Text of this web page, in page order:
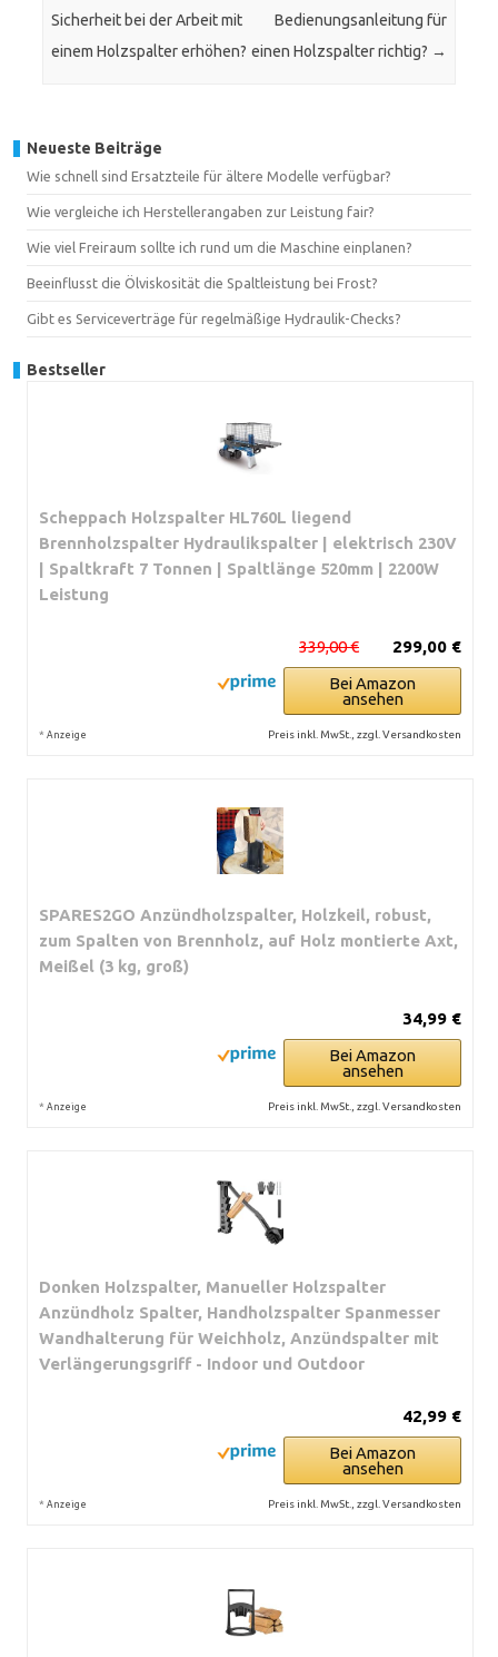
Sicherheit bei der Arbeit mit
einem Holzspalter erhöhen?
Bedienungsanleitung für
einen Holzspalter richtig? →
Neueste Beiträge
Wie schnell sind Ersatzteile für ältere Modelle verfügbar?
Wie vergleiche ich Herstellerangaben zur Leistung fair?
Wie viel Freiraum sollte ich rund um die Maschine einplanen?
Beeinflusst die Ölviskosität die Spaltleistung bei Frost?
Gibt es Serviceverträge für regelmäßige Hydraulik-Checks?
Bestseller
Scheppach Holzspalter HL760L liegend
Brennholzspalter Hydraulikspalter | elektrisch 230V
| Spaltkraft 7 Tonnen | Spaltlänge 520mm | 2200W
Leistung
299,00 €
339,00 €
Bei Amazon
ansehen
* Anzeige Preis inkl. MwSt., zzgl. Versandkosten
SPARES2GO Anzündholzspalter, Holzkeil, robust,
zum Spalten von Brennholz, auf Holz montierte Axt,
Meißel (3 kg, groß)
34,99 €
Bei Amazon
ansehen
* Anzeige Preis inkl. MwSt., zzgl. Versandkosten
Donken Holzspalter, Manueller Holzspalter
Anzündholz Spalter, Handholzspalter Spanmesser
Wandhalterung für Weichholz, Anzündspalter mit
Verlängerungsgriff - Indoor und Outdoor
42,99 €
Bei Amazon
ansehen
* Anzeige Preis inkl. MwSt., zzgl. Versandkosten